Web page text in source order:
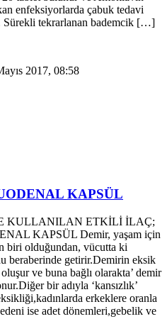
enfeksiyorlarda çabuk tedavi
Sürekli tekrarlanan bademcik […]
2017, 08:58
KAPSÜL
KULLANILAN ETKİLİ İLAÇ;
KAPSÜL Demir, yaşam için
biri olduğundan, vücutta ki
beraberinde getirir.Demirin eksik
ve buna bağlı olarakta’ demir
bir adıyla ‘kansızlık’
erkeklere oranla
ise adet dönemleri,gebelik ve